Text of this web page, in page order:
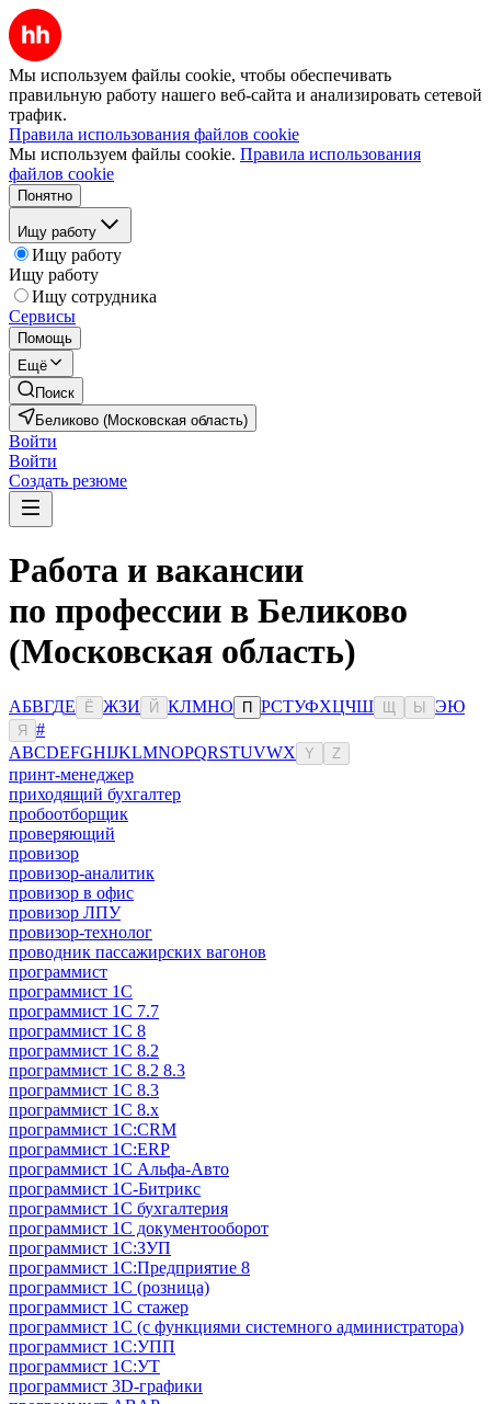
Мы используем файлы cookie, чтобы обеспечивать
правильную работу нашего веб-сайта и анализировать сетевой
трафик.
Правила использования файлов cookie
Мы используем файлы cookie. Правила использования
файлов cookie
Понятно
Ищу работу
Ищу работу
Ищу работу
Ищу сотрудника
Сервисы
Помощь
Ещё
Поиск
Беликово (Московская область)
Войти
Войти
Создать резюме
Работа и вакансии
по профессии в Беликово
(Московская область)
АБВГДЕ Ё ЖЗИ Й КЛМНО П РСТУФХЦЧШ Ы ЭЮ
Я
#
ABCDEFGHIJKLMNOPQRSTUVWX Y Z
принт-менеджер
приходящий бухгалтер
пробоотборщик
проверяющий
провизор
провизор-аналитик
провизор в офис
провизор ЛПУ
провизор-технолог
проводник пассажирских вагонов
программист
программист 1C
программист 1C 7.7
программист 1C 8
программист 1C 8.2
программист 1С 8.2 8.3
программист 1С 8.3
программист 1С 8.х
программист 1С:CRM
программист 1С:ERP
программист 1С Альфа-Авто
программист 1С-Битрикс
программист 1С бухгалтерия
программист 1С документооборот
программист 1С:ЗУП
программист 1С:Предприятие 8
программист 1С (розница)
программист 1С стажер
программист 1С (с функциями системного администратора)
программист 1С:УПП
программист 1С:УТ
программист 3D-графики